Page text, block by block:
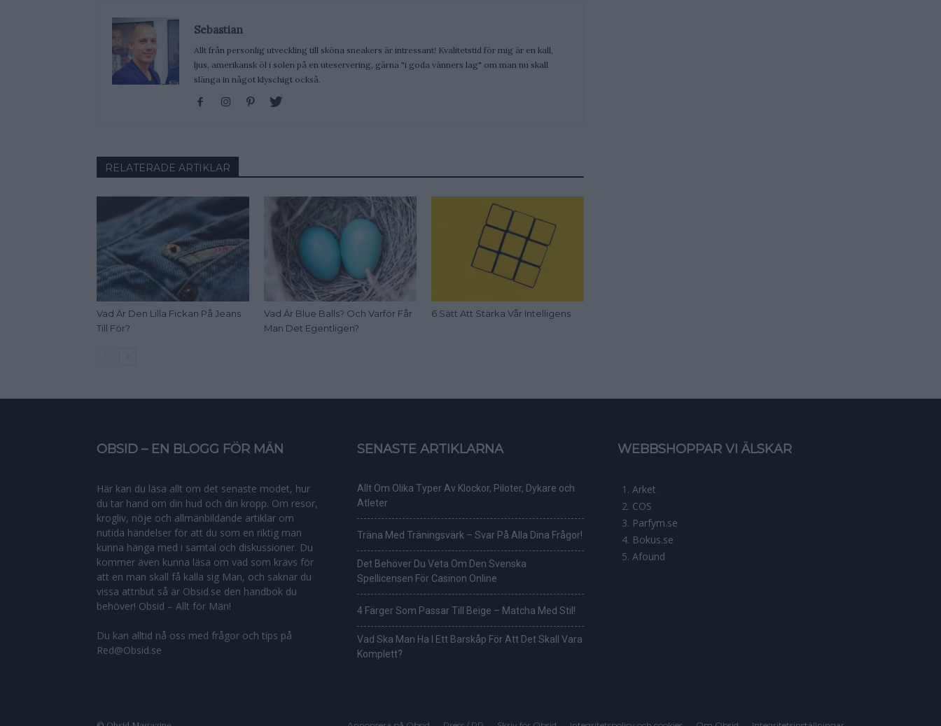
Sebastian
Allt från personlig utveckling till sköna sneakers är intressant! Kvalitetstid för mig är en kall,
ljus, amerikansk öl i solen på en uteservering, gärna "i goda vänners lag" om man nu skall
slänga in något klyschigt också.
RELATERADE ARTIKLAR
Vad Är Den Lilla Fickan På Jeans
Till För?
Vad Är Blue Balls? Och Varför Får
Man Det Egentligen?
6 Sätt Att Stärka Vår Intelligens
OBSID – EN BLOGG FÖR MÄN
Här kan du läsa allt om det senaste modet, hur
du tar hand om din hud och din kropp. Om resor,
krogliv, nöje och allmänbildande artiklar om
nutida händelser för att du som en riktig man
kunna hänga med i samtal och diskussioner. Du
kommer även kunna läsa om vad som krävs för
att en man skall få kalla sig Man, och saknar du
vissa attribut så är Obsid.se den handbok du
behöver! Obsid – Allt för Män!
Du kan alltid nå oss med frågor och tips på
Red@Obsid.se
SENASTE ARTIKLARNA
Allt Om Olika Typer Av Klockor, Piloter, Dykare och
Atleter
Träna Med Träningsvärk – Svar På Alla Dina Frågor!
Det Behöver Du Veta Om Den Svenska
Spellicensen För Casinon Online
4 Färger Som Passar Till Beige – Matcha Med Stil!
Vad Ska Man Ha I Ett Barskåp För Att Det Skall Vara
Komplett?
WEBBSHOPPAR VI ÄLSKAR
Arket
COS
Parfym.se
Bokus.se
Afound